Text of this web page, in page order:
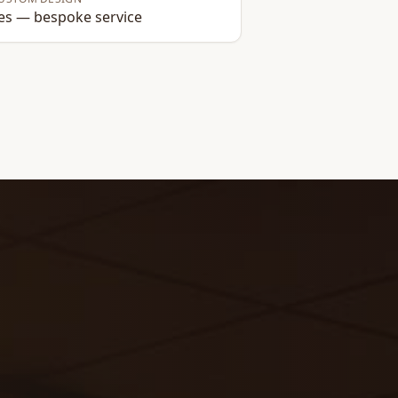
— bespoke service